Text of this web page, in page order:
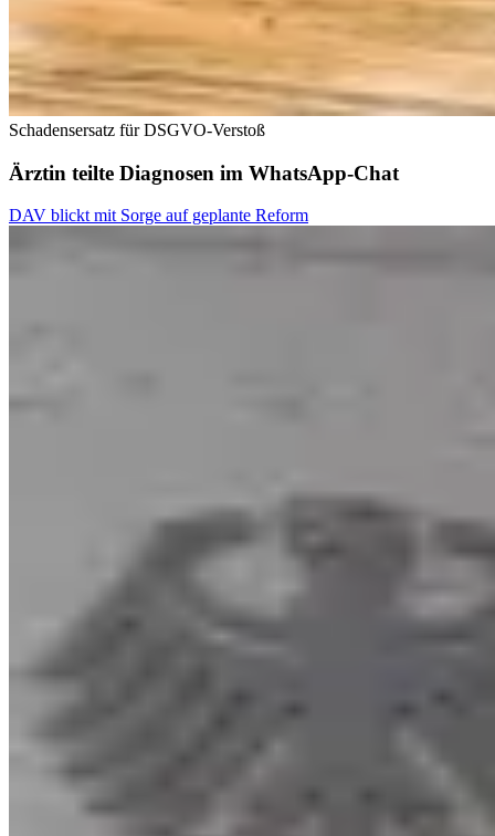
Schadensersatz für DSGVO-Verstoß
Ärztin teilte Diagnosen im WhatsApp-Chat
DAV blickt mit Sorge auf geplante Reform